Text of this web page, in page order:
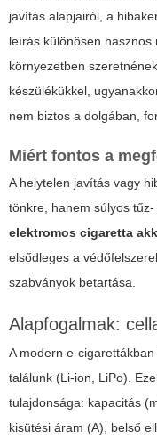
javítás alapjairól, a
leírás különösen
környezetben
készülékükkel,
nem biztos a dolgában,
Miért fontos a
A helytelen javítás vagy
tönkre, hanem súlyos
elektromos cigaretta
elsődleges a
szabványok betartása.
Alapfogalmak:
A modern e-
találunk (Li-ion, LiPo).
tulajdonsága: kapacitás
kisütési áram (A), belső